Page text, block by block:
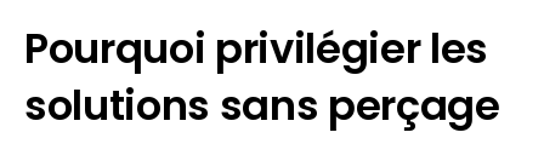
Pourquoi privilégier les
solutions sans perçage